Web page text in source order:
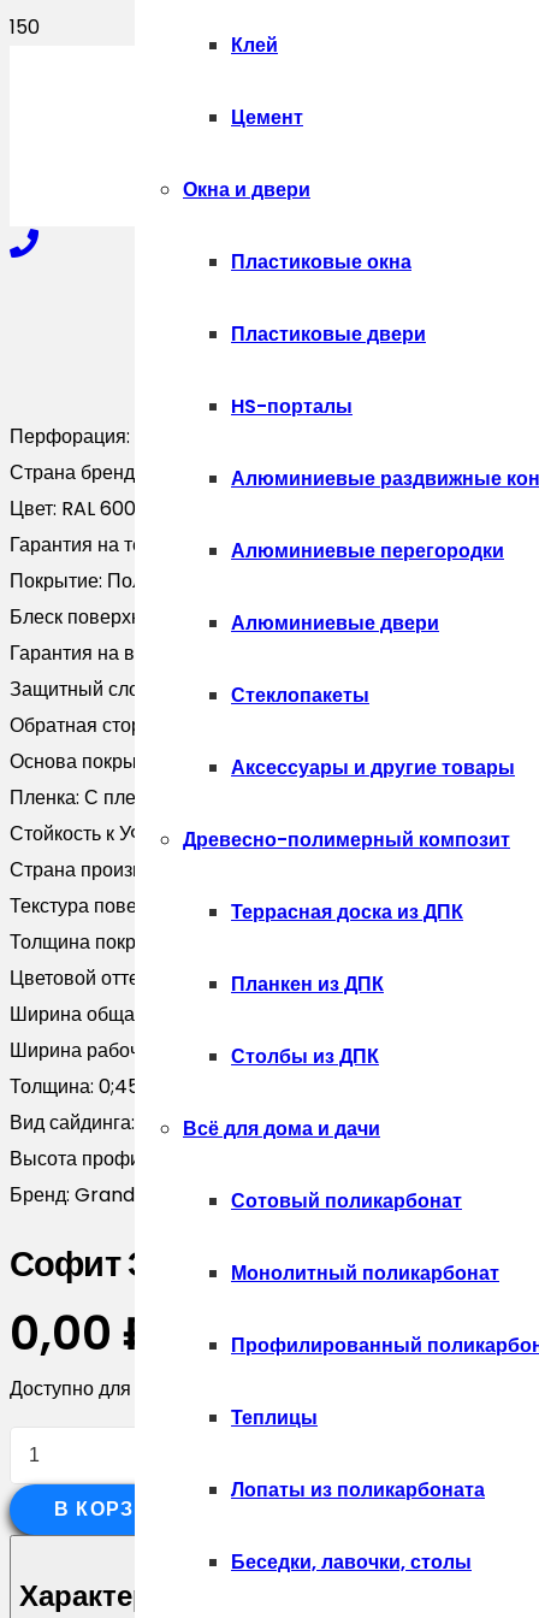
+7-910-327-77-88
Клей
Цемент
Окна и двери
Пластиковые окна
Пластиковые двери
HS-порталы
Алюминиевые раздвижные
Алюминиевые перегородки
Алюминиевые двери
Стеклопакеты
Аксессуары и другие товары
Древесно-полимерный композит
Террасная доска из ДПК
Планкен из ДПК
Столбы из ДПК
Всё для дома и дачи
Сотовый поликарбонат
Монолитный поликарбонат
Профилированный
Теплицы
Лопаты из поликарбоната
Беседки, лавочки, столы
Перфорация:
Страна бренда:
Россия
Цвет: RAL 6002
Гарантия на технические хара:10 лет
Покрытие: Полиэстер
Блеск поверхности:
Глянцевая
Гарантия на внешний вид:
Защитный слой, г/м2: Zn 60-100
Обратная сторона:
Основа покрытия:
Полиэфир
Пленка: С пленкой
Стойкость к УФ:
Нет данных
Страна производитель:
Текстура поверхности: Гладкая
Толщина покрытия, мкм:
Цветовой оттенок:
Зеленый
Ширина общая, мм:
Ширина рабочая, мм:
332
Толщина: 0;45
Вид сайдинга:
ЭкоБрус New
Высота профиля, мм:
Бренд: Grand Line
Софит ЭкоБрус new без
0,00 ₽
Доступно для предзаказа
Количество
товара
Софит
new
В КОРЗИНУ
Характеристики